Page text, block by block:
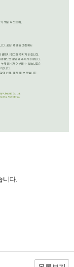
니다.